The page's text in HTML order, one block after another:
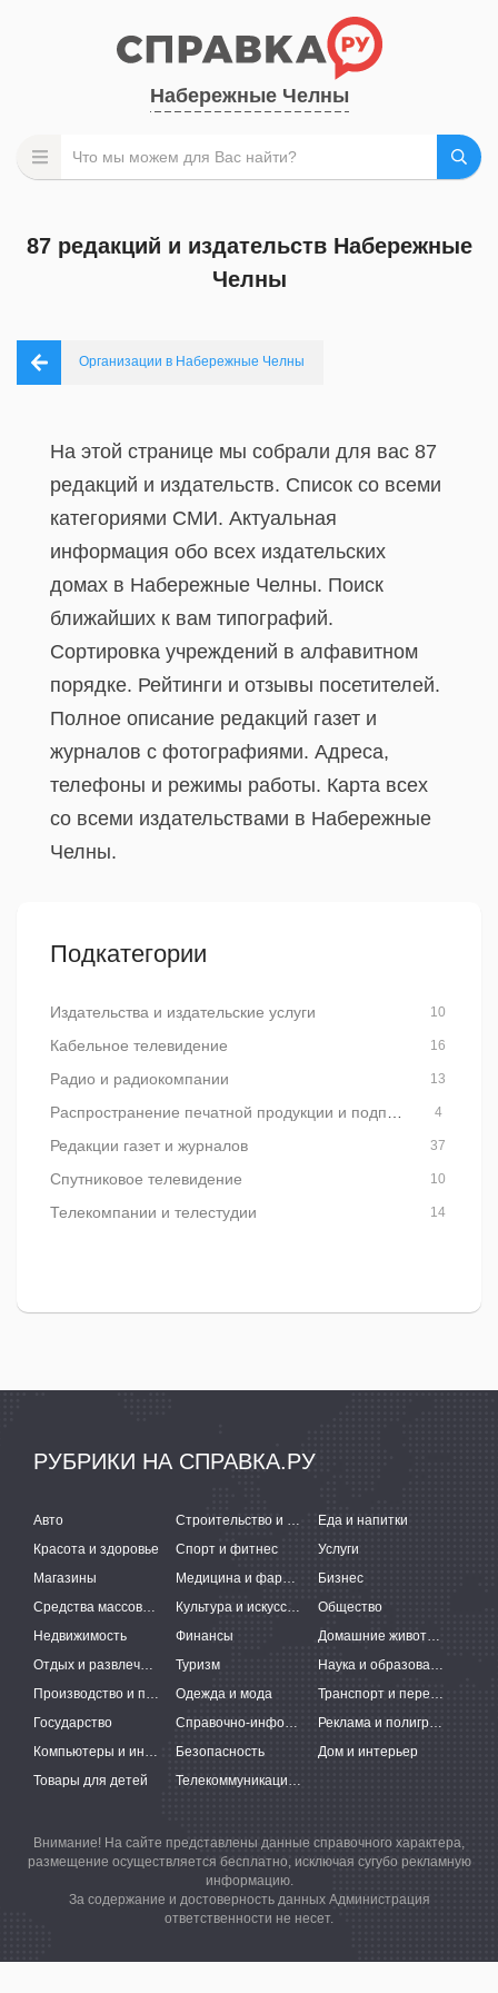
Набережные Челны
87 редакций и издательств Набережные
Челны
Организации в Набережные Челны
На этой странице мы собрали для вас 87
редакций и издательств. Список со всеми
категориями СМИ. Актуальная
информация обо всех издательских
домах в Набережные Челны. Поиск
ближайших к вам типографий.
Сортировка учреждений в алфавитном
порядке. Рейтинги и отзывы посетителей.
Полное описание редакций газет и
журналов с фотографиями. Адреса,
телефоны и режимы работы. Карта всех
со всеми издательствами в Набережные
Челны.
Подкатегории
Издательства и издательские услуги 10
Кабельное телевидение 16
Радио и радиокомпании 13
4
Редакции газет и журналов 37
Спутниковое телевидение 10
Телекомпании и телестудии 14
РУБРИКИ НА СПРАВКА.РУ
Авто Строительство и ремонт
Еда и напитки
Красота и здоровье
Спорт и фитнес
Услуги
Магазины
Медицина и фармацевтика
Бизнес
Средства массовой информации
Культура и искусство
Общество
Недвижимость
Финансы
Домашние животные
Отдых и развлечения
Туризм
Наука и образование
Производство и поставки
Одежда и мода
Транспорт и перевозки
Государство
Справочно-информационные системы
Реклама и полиграфия
Компьютеры и интернет
Безопасность
Дом и интерьер
Товары для детей
Телекоммуникации и связь
Внимание! На сайте представлены данные справочного характера,
размещение осуществляется бесплатно, исключая сугубо рекламную
информацию.
За содержание и достоверность данных Администрация
ответственности не несет.